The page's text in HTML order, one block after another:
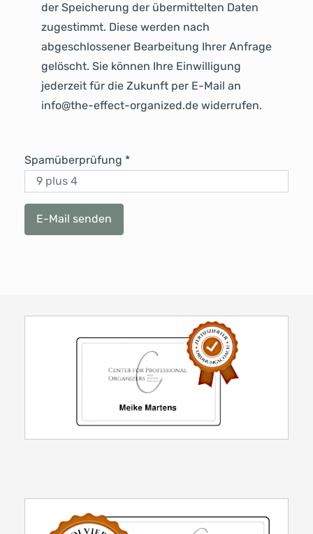
der Speicherung der übermittelten Daten
zugestimmt. Diese werden nach
abgeschlossener Bearbeitung Ihrer Anfrage
gelöscht. Sie können Ihre Einwilligung
jederzeit für die Zukunft per E-Mail an
info@the-effect-organized.de widerrufen.
Spamüberprüfung *
E-Mail senden